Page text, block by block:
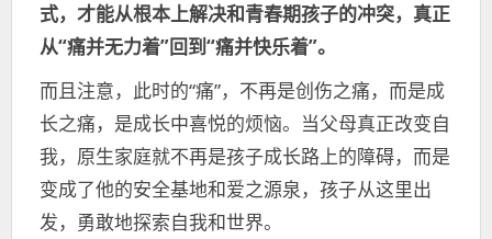
式，才能从根本上解决和青春期孩子的冲突，真正
从“痛并无力着”回到“痛并快乐着”。
而且注意，此时的“痛”，不再是创伤之痛，而是成
长之痛，是成长中喜悦的烦恼。当父母真正改变自
我，原生家庭就不再是孩子成长路上的障碍，而是
变成了他的安全基地和爱之源泉，孩子从这里出
发，勇敢地探索自我和世界。